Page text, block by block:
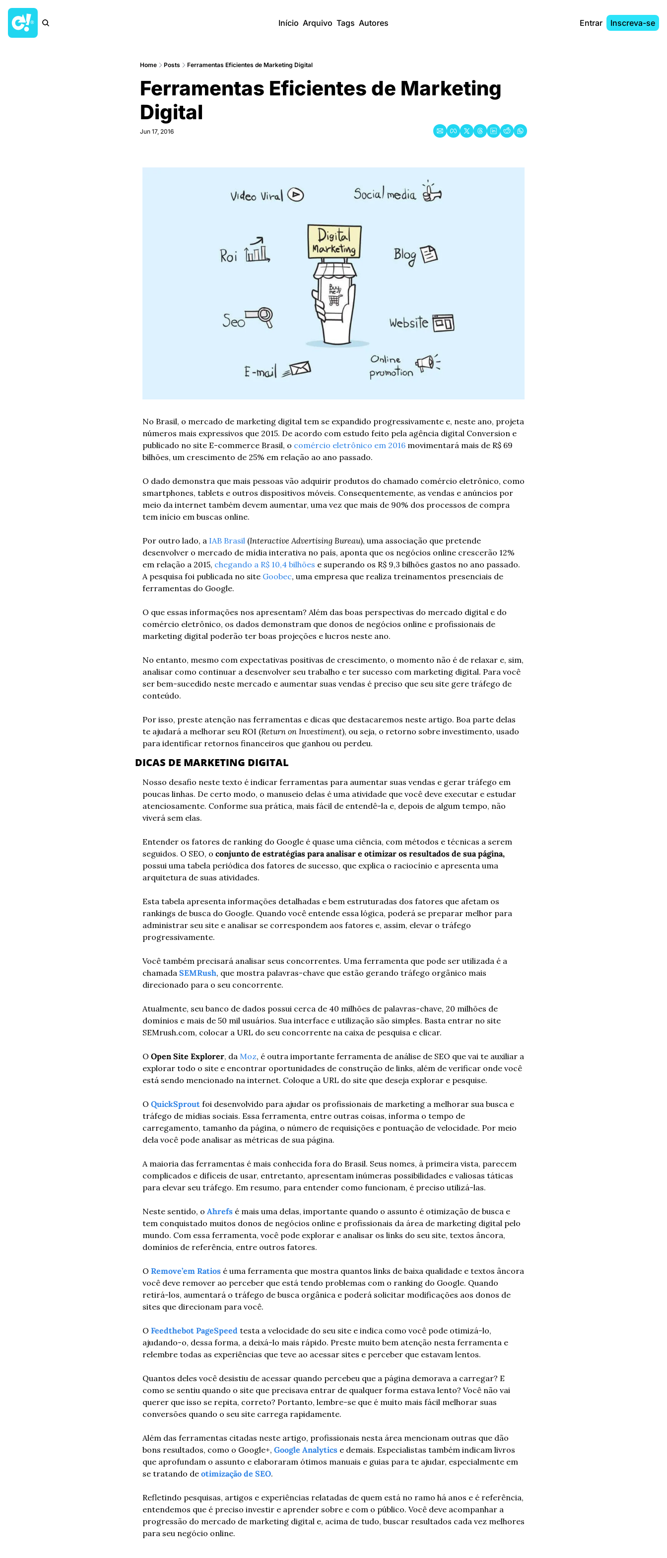
Início Arquivo Tags Autores Entrar Inscreva-se
Home Posts Ferramentas Eficientes de Marketing Digital
Ferramentas Eficientes de Marketing
Digital
Jun 17, 2016
No Brasil, o mercado de marketing digital tem se expandido progressivamente e, neste ano, projeta
números mais expressivos que 2015. De acordo com estudo feito pela agência digital Conversion e
publicado no site E-commerce Brasil, o comércio eletrônico em 2016 movimentará mais de R$ 69
bilhões, um crescimento de 25% em relação ao ano passado.
O dado demonstra que mais pessoas vão adquirir produtos do chamado comércio eletrônico, como
smartphones, tablets e outros dispositivos móveis. Consequentemente, as vendas e anúncios por
meio da internet também devem aumentar, uma vez que mais de 90% dos processos de compra
tem início em buscas online.
Por outro lado, a IAB Brasil (Interactive Advertising Bureau), uma associação que pretende
desenvolver o mercado de mídia interativa no país, aponta que os negócios online crescerão 12%
em relação a 2015, chegando a R$ 10,4 bilhões e superando os R$ 9,3 bilhões gastos no ano passado.
A pesquisa foi publicada no site Goobec, uma empresa que realiza treinamentos presenciais de
ferramentas do Google.
O que essas informações nos apresentam? Além das boas perspectivas do mercado digital e do
comércio eletrônico, os dados demonstram que donos de negócios online e profissionais de
marketing digital poderão ter boas projeções e lucros neste ano.
No entanto, mesmo com expectativas positivas de crescimento, o momento não é de relaxar e, sim,
analisar como continuar a desenvolver seu trabalho e ter sucesso com marketing digital. Para você
ser bem-sucedido neste mercado e aumentar suas vendas é preciso que seu site gere tráfego de
conteúdo.
Por isso, preste atenção nas ferramentas e dicas que destacaremos neste artigo. Boa parte delas
te ajudará a melhorar seu ROI (Return on Investiment), ou seja, o retorno sobre investimento, usado
para identificar retornos financeiros que ganhou ou perdeu.
DICAS DE MARKETING DIGITAL
Nosso desafio neste texto é indicar ferramentas para aumentar suas vendas e gerar tráfego em
poucas linhas. De certo modo, o manuseio delas é uma atividade que você deve executar e estudar
atenciosamente. Conforme sua prática, mais fácil de entendê-la e, depois de algum tempo, não
viverá sem elas.
Entender os fatores de ranking do Google é quase uma ciência, com métodos e técnicas a serem
seguidos. O SEO, o
possui uma tabela periódica dos fatores de sucesso, que explica o raciocínio e apresenta uma
arquitetura de suas atividades.
Esta tabela apresenta informações detalhadas e bem estruturadas dos fatores que afetam os
rankings de busca do Google. Quando você entende essa lógica, poderá se preparar melhor para
administrar seu site e analisar se correspondem aos fatores e, assim, elevar o tráfego
progressivamente.
Você também precisará analisar seus concorrentes. Uma ferramenta que pode ser utilizada é a
chamada SEMRush, que mostra palavras-chave que estão gerando tráfego orgânico mais
direcionado para o seu concorrente.
Atualmente, seu banco de dados possui cerca de 40 milhões de palavras-chave, 20 milhões de
domínios e mais de 50 mil usuários. Sua interface e utilização são simples. Basta entrar no site
SEMrush.com, colocar a URL do seu concorrente na caixa de pesquisa e clicar.
O Open Site Explorer, da Moz, é outra importante ferramenta de análise de SEO que vai te auxiliar a
explorar todo o site e encontrar oportunidades de construção de links, além de verificar onde você
está sendo mencionado na internet. Coloque a URL do site que deseja explorar e pesquise.
O QuickSprout foi desenvolvido para ajudar os profissionais de marketing a melhorar sua busca e
tráfego de mídias sociais. Essa ferramenta, entre outras coisas, informa o tempo de
carregamento, tamanho da página, o número de requisições e pontuação de velocidade. Por meio
dela você pode analisar as métricas de sua página.
A maioria das ferramentas é mais conhecida fora do Brasil. Seus nomes, à primeira vista, parecem
complicados e difíceis de usar, entretanto, apresentam inúmeras possibilidades e valiosas táticas
para elevar seu tráfego. Em resumo, para entender como funcionam, é preciso utilizá-las.
Neste sentido, o Ahrefs é mais uma delas, importante quando o assunto é otimização de busca e
tem conquistado muitos donos de negócios online e profissionais da área de marketing digital pelo
mundo. Com essa ferramenta, você pode explorar e analisar os links do seu site, textos âncora,
domínios de referência, entre outros fatores.
O Remove’em Ratios é uma ferramenta que mostra quantos links de baixa qualidade e textos âncora
você deve remover ao perceber que está tendo problemas com o ranking do Google. Quando
retirá-los, aumentará o tráfego de busca orgânica e poderá solicitar modificações aos donos de
sites que direcionam para você.
O Feedthebot PageSpeed testa a velocidade do seu site e indica como você pode otimizá-lo,
ajudando-o, dessa forma, a deixá-lo mais rápido. Preste muito bem atenção nesta ferramenta e
relembre todas as experiências que teve ao acessar sites e perceber que estavam lentos.
Quantos deles você desistiu de acessar quando percebeu que a página demorava a carregar? E
como se sentiu quando o site que precisava entrar de qualquer forma estava lento? Você não vai
querer que isso se repita, correto? Portanto, lembre-se que é muito mais fácil melhorar suas
conversões quando o seu site carrega rapidamente.
Além das ferramentas citadas neste artigo, profissionais nesta área mencionam outras que dão
bons resultados, como o Google+, Google Analytics e demais. Especialistas também indicam livros
que aprofundam o assunto e elaboraram ótimos manuais e guias para te ajudar, especialmente em
se tratando de otimização de SEO.
Refletindo pesquisas, artigos e experiências relatadas de quem está no ramo há anos e é referência,
entendemos que é preciso investir e aprender sobre e com o público. Você deve acompanhar a
progressão do mercado de marketing digital e, acima de tudo, buscar resultados cada vez melhores
para seu negócio online.